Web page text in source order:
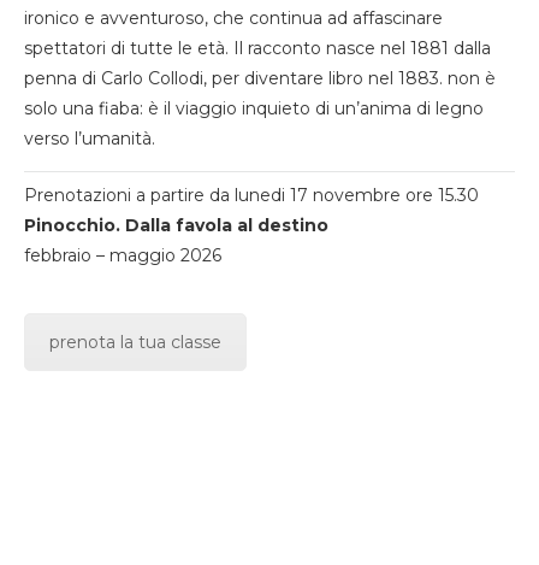
ironico e avventuroso, che continua ad affascinare
spettatori di tutte le età. Il racconto nasce nel 1881 dalla
penna di Carlo Collodi, per diventare libro nel 1883. non è
solo una fiaba: è il viaggio inquieto di un’anima di legno
verso l’umanità.
Prenotazioni a partire da lunedi 17 novembre ore 15.30
Pinocchio. Dalla favola al destino
febbraio – maggio 2026
prenota la tua classe